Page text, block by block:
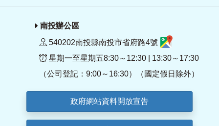
南投辦公區
540202南投縣南投市省府路4號
星期一至星期五8:30～12:30 | 13:30～17:30
（公司登記：9:00～16:30）（國定假日除外）
政府網站資料開放宣告